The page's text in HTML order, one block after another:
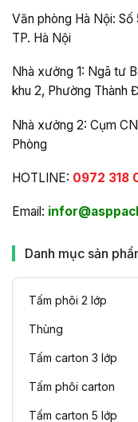
Danh mục sản
Tấm phôi 2 lớp
Thùng
Tấm carton 3 lớp
Tấm phôi carton
Tấm carton 5 lớp
Văn phòng Hà Nội:
TP. Hà Nội
Nhà xưởng 1: Ngã tư
khu 2, Phường Thành
Nhà xưởng 2: Cụm
Phòng
HOTLINE: 0972 318
Email: